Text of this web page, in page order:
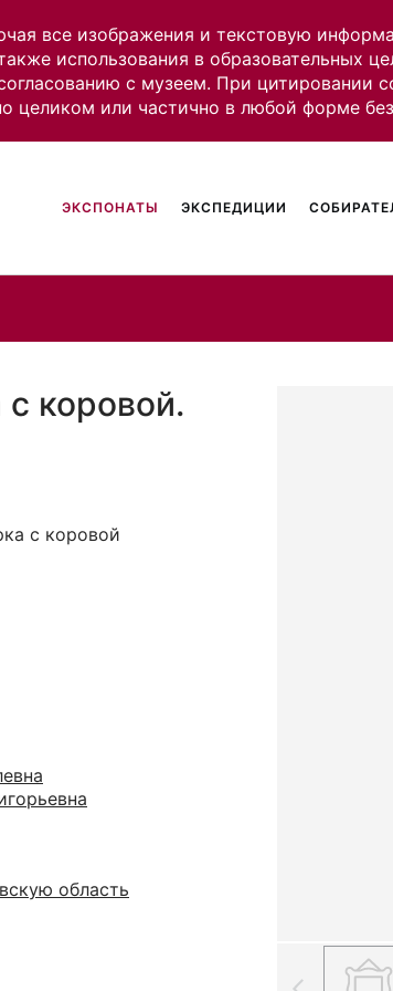
все изображения и текстовую
использования в образовательных
с музеем. При цитировании
целиком или частично в любой форме
ЭКСПОНАТЫ ЭКСПЕДИЦИИ
коровой.
с коровой
область